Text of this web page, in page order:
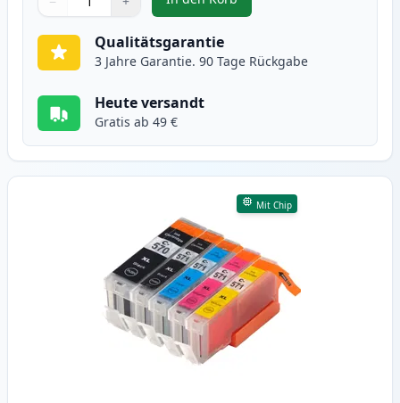
Verwenden Sie die Tasten, um anzupassen
1 , 6 stück Canon PGI-570XL &
Qualitätsgarantie
3 Jahre Garantie. 90 Tage Rückgabe
Heute versandt
Gratis ab 49 €
Mit Chip